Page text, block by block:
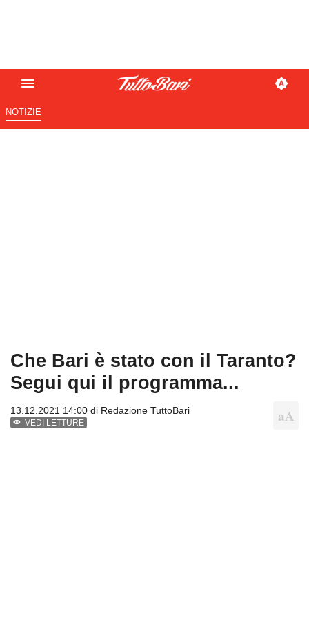
NOTIZIE
Che Bari è stato con il Taranto?
Segui qui il programma...
13.12.2021 14:00 di Redazione TuttoBari
VEDI LETTURE